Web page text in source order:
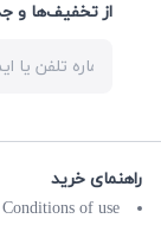
از تخفیف‌ها و
راهنمای خرید
Conditions of use